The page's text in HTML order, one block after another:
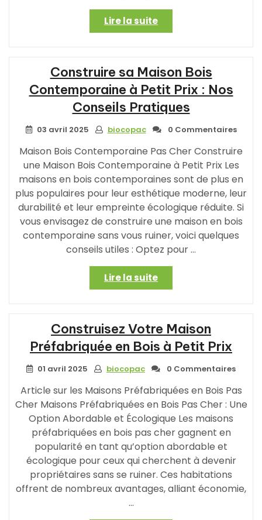
Lire la suite« Construire
Votre
Maison
en
Bois
Clé
en
Main
Petit
Prix
:
Une
Option
Abordable
et
Pratique »
Construire sa Maison Bois
Contemporaine à Petit Prix : Nos
Conseils Pratiques
03 avril 2025 biocopac 0 Commentaires
Maison Bois Contemporaine Pas Cher Construire
une Maison Bois Contemporaine à Petit Prix Les
maisons en bois contemporaines sont de plus en
plus populaires pour leur esthétique moderne, leur
durabilité et leur empreinte écologique réduite. Si
vous envisagez de construire une maison en bois
contemporaine sans vous ruiner, voici quelques
conseils utiles : Optez pour …
Lire la suite« Construire
sa
Maison
Bois
Contemporaine
à
Petit
Prix
Nos
Conseils
Pratiques »
Construisez Votre Maison
Préfabriquée en Bois à Petit Prix
01 avril 2025 biocopac 0 Commentaires
Article sur les Maisons Préfabriquées en Bois Pas
Cher Maisons Préfabriquées en Bois Pas Cher : Une
Option Abordable et Écologique Les maisons
préfabriquées en bois pas cher gagnent en
popularité en tant qu’option abordable et
écologique pour ceux qui cherchent à devenir
propriétaires sans se ruiner. Ces habitations
offrent de nombreux avantages, alliant économie,
…